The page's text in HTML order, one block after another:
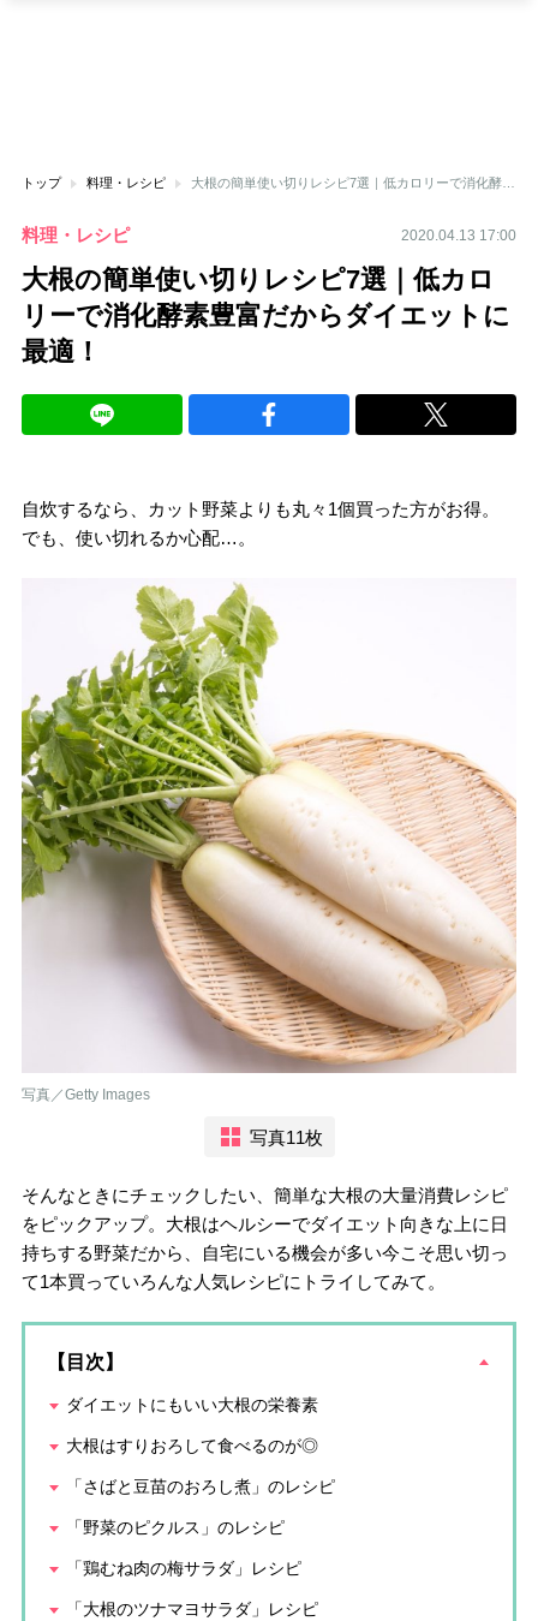
トップ 料理・レシピ 大根の簡単使い切りレシピ7選｜低カロリーで消化酵素豊富だからダイエットに最適！
料理・レシピ 2020.04.13 17:00
大根の簡単使い切りレシピ7選｜低カロ
リーで消化酵素豊富だからダイエットに
最適！
自炊するなら、カット野菜よりも丸々1個買った方がお得。
でも、使い切れるか心配…。
写真／Getty Images
写真11枚
そんなときにチェックしたい、簡単な大根の大量消費レシピ
をピックアップ。大根はヘルシーでダイエット向きな上に日
持ちする野菜だから、自宅にいる機会が多い今こそ思い切っ
て1本買っていろんな人気レシピにトライしてみて。
【目次】
ダイエットにもいい大根の栄養素
大根はすりおろして食べるのが◎
「さばと豆苗のおろし煮」のレシピ
「野菜のピクルス」のレシピ
「鶏むね肉の梅サラダ」レシピ
「大根のツナマヨサラダ」レシピ